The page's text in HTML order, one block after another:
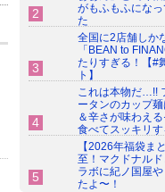
がもふもふにな
た
全国に2店舗しか
「BEAN to
たりすぎる！【#
ト】
これは本物だ…!!
ータンのカップ
＆辛さが味わえ
食べてスッキリす
【2026年福袋ま
至！マクドナル
ラボに紀ノ国屋
たよ〜！